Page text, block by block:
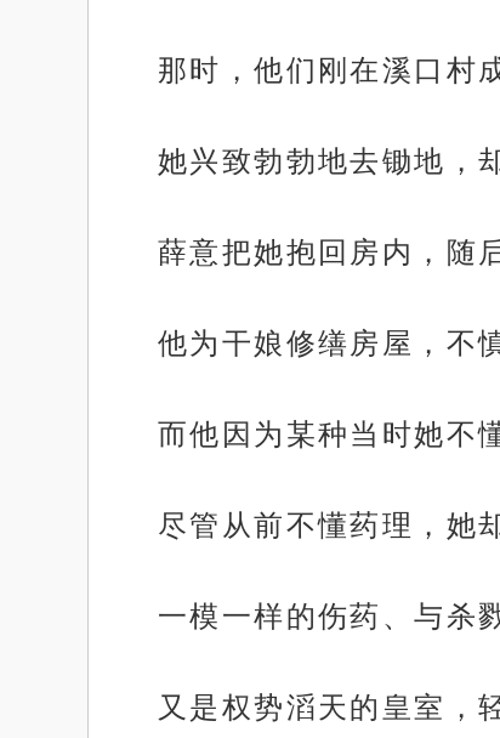
那时，他们刚在溪口村
她兴致勃勃地去锄地，
薛意把她抱回房内，随
他为干娘修缮房屋，不
而他因为某种当时她不
尽管从前不懂药理，她
一模一样的伤药、与
又是权势滔天的皇室，